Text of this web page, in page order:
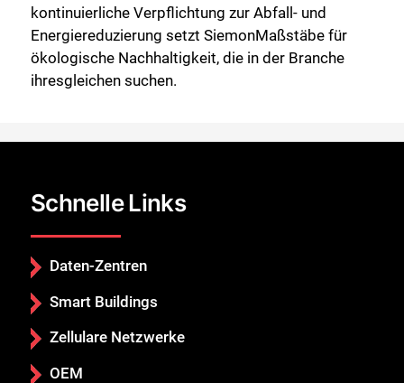
kontinuierliche Verpflichtung zur Abfall- und
Energiereduzierung setzt SiemonMaßstäbe für
ökologische Nachhaltigkeit, die in der Branche
ihresgleichen suchen.
Schnelle Links
Daten-Zentren
Smart Buildings
Zellulare Netzwerke
OEM